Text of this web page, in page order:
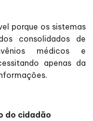
porque os sistemas
consolidados de
médicos e
apenas da
do cidadão